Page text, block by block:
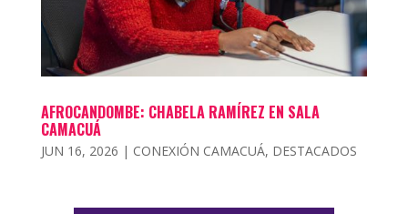
AFROCANDOMBE: CHABELA RAMÍREZ EN SALA
CAMACUÁ
JUN 16, 2026 | CONEXIÓN CAMACUÁ, DESTACADOS